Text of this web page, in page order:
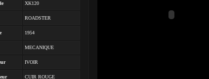
XK120
ROADSTER
1954
MECANIQUE
IVOIR
CUIR ROUGE